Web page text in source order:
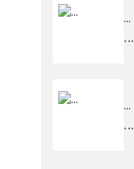
...
...
...
...